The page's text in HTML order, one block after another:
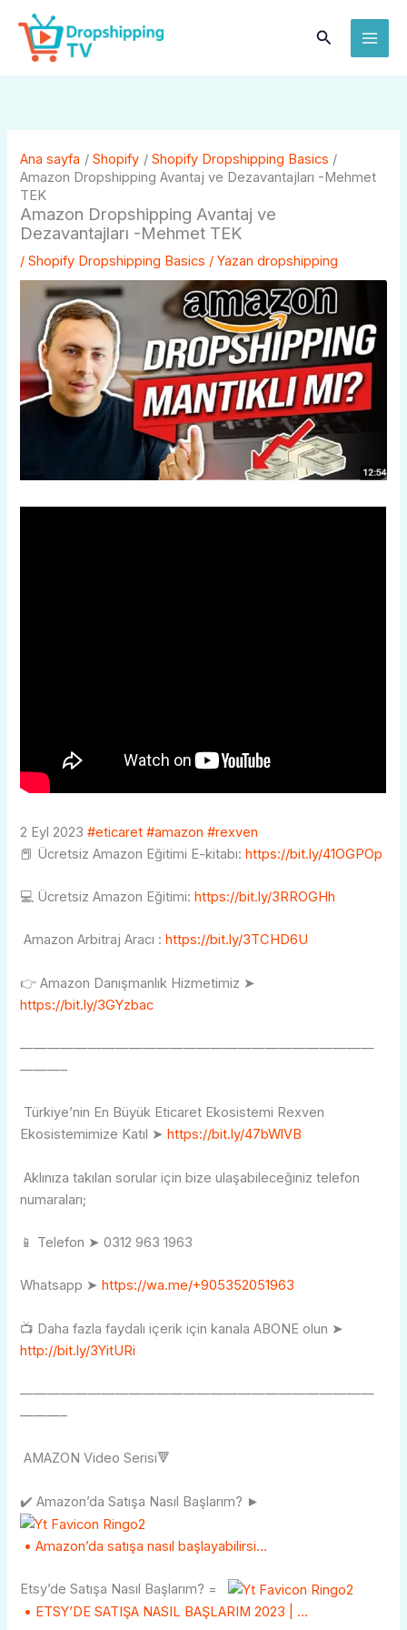
İçeriğe
atla
Arama
Ana sayfa Shopify
Shopify Dropshipping Basics
Amazon Dropshipping Avantaj ve Dezavantajları -Mehmet
TEK
Amazon Dropshipping Avantaj ve
Dezavantajları -Mehmet TEK
/Shopify Dropshipping Basics / Yazan dropshipping
2 Eyl 2023 #eticaret #amazon #rexven
📕 Ücretsiz Amazon Eğitimi E-kitabı:https://bit.ly/41OGPOp
💻 Ücretsiz Amazon Eğitimi:https://bit.ly/3RROGHh
Amazon Arbitraj Aracı :https://bit.ly/3TCHD6U
👉 Amazon Danışmanlık Hizmetimiz ➤
https://bit.ly/3GYzbac
——————————————————————————
———–
Türkiye’nin En Büyük Eticaret Ekosistemi Rexven
Ekosistemimize Katıl ➤https://bit.ly/47bWlVB
Aklınıza takılan sorular için bize ulaşabileceğiniz telefon
numaraları;
📱 Telefon ➤ 0312 963 1963
Whatsapp ➤https://wa.me/+905352051963
📺 Daha fazla faydalı içerik için kanala ABONE olun ➤
http://bit.ly/3YitURi
——————————————————————————
———–
AMAZON Video Serisi🔻
✔️ Amazon’da Satışa Nasıl Başlarım? ►
• Amazon’da satışa nasıl başlayabilirsi…
Etsy’de Satışa Nasıl Başlarım? =
• ETSY’DE SATIŞA NASIL BAŞLARIM 2023 | …